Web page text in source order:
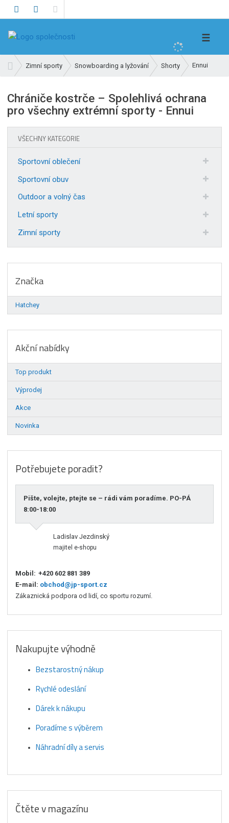
d
a
t
☰
v
d
n
Zimní sporty Snowboarding a lyžování Shorty Ennui
Chrániče kostrče – Spolehlivá ochrana
pro všechny extrémní sporty - Ennui
VŠECHNY KATEGORIE
Sportovní oblečení
Sportovní obuv
Outdoor a volný čas
Letní sporty
Zimní sporty
Značka
Hatchey
Akční nabídky
Top produkt
Výprodej
Akce
Novinka
Potřebujete poradit?
Pište, volejte, ptejte se – rádi vám poradíme. PO-PÁ
8:00-18:00
Ladislav Jezdinský
majitel e-shopu
Mobil: +420 602 881 389
E-mail: obchod@jp-sport.cz
Zákaznická podpora od lidí, co sportu rozumí.
Nakupujte výhodně
Bezstarostný nákup
Rychlé odeslání
Dárek k nákupu
Poradíme s výběrem
Náhradní díly a servis
Čtěte v magazínu